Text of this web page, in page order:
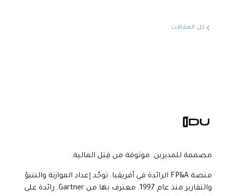
كل المقالات
مصممة للمديرين. موثوقة من قِبَل المالية.
منصة FP&A الرائدة في أفريقيا. توحّد إعداد الموازنة والتنبؤ
والتقارير منذ عام 1997. معترف بها من Gartner. رائدة على